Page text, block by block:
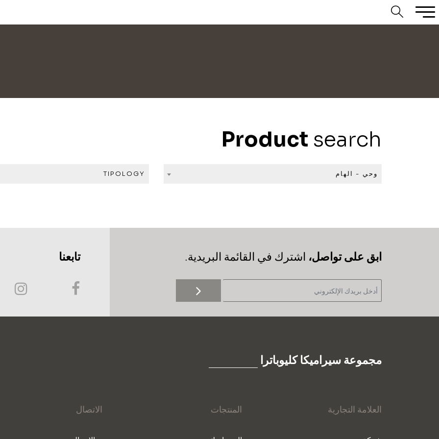
Product search
وحي - الهام TIPOLOGY
‫ابق على تواصل، اشترك في القائمة البريدية. تابعنا
مجموعة سيراميكا كليوباترا
العلامة التجارية المنتجات الاتصال